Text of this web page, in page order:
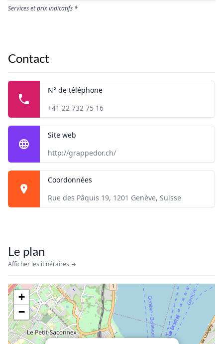
Services et prix indicatifs *
Contact
N° de téléphone
+41 22 732 75 16
Site web
http://grappedor.ch/
Coordonnées
Rue des Pâquis 19, 1201 Genève, Suisse
Le plan
Afficher les itinéraires
+
−